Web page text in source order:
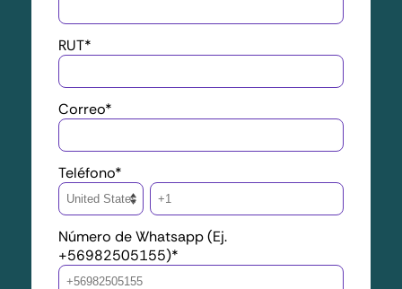
RUT*
Correo*
Teléfono*
Número de Whatsapp (Ej.
+56982505155)*